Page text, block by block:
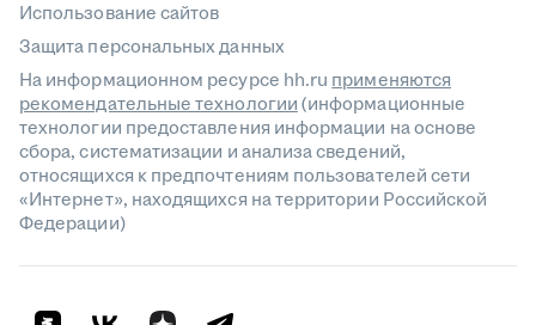
Использование сайтов
Защита персональных данных
На информационном ресурсе hh.ru применяются
рекомендательные технологии(информационные
технологии предоставления информации на основе
сбора, систематизации и анализа сведений,
относящихся к предпочтениям пользователей сети
«Интернет», находящихся на территории Российской
Федерации)